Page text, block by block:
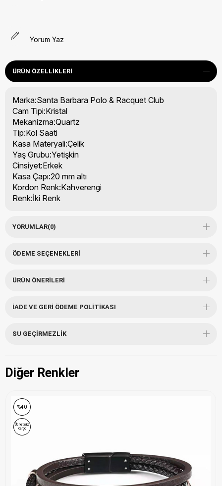
Yorum Yaz
ÜRÜN ÖZELLIKLERI
Marka:Santa Barbara Polo & Racquet Club
Cam Tipi:Kristal
Mekanizma:Quartz
Tip:Kol Saati
Kasa Materyali:Çelik
Yaş Grubu:Yetişkin
Cinsiyet:Erkek
Kasa Çapı:20 mm altı
Kordon Renk:Kahverengi
Renk:İki Renk
YORUMLAR(0)
ÖDEME SEÇENEKLERI
ÜRÜN ÖNERILERI
İADE VE GERI ÖDEME POLITIKASI
SU GEÇIRMEZLIK
Diğer Renkler
%40
Ücretsiz
Kargo